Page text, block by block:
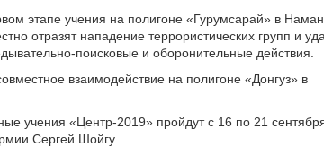
этапе учения на полигоне «Гурумсарай» в
отразят нападение террористических групп и
поисковые и оборонительные действия.
взаимодействие на полигоне «Донгуз» в
учения «Центр-2019» пройдут с 16 по 21
Сергей Шойгу.